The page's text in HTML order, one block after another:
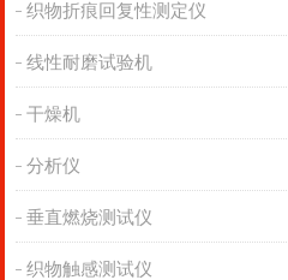
织物折痕回复性测定仪
线性耐磨试验机
干燥机
分析仪
垂直燃烧测试仪
织物触感测试仪